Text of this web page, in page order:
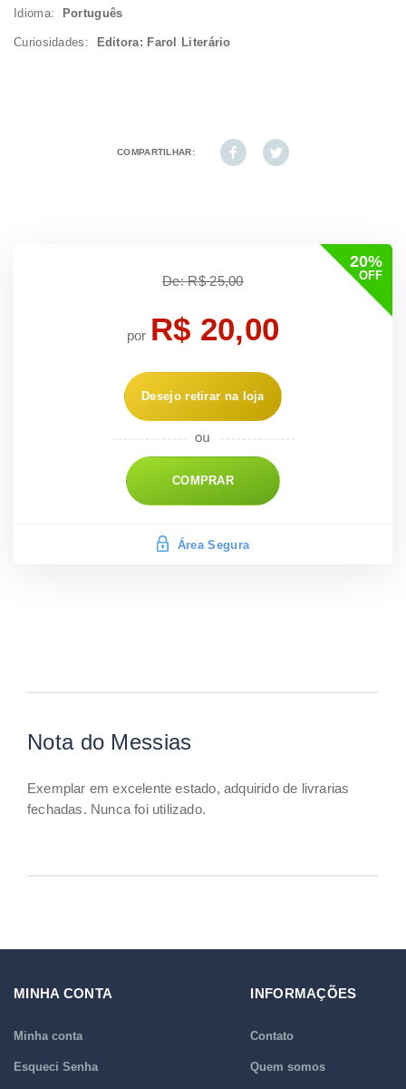
Idioma: Português
Curiosidades: Editora: Farol Literário
COMPARTILHAR:
20%
OFF
De: R$ 25,00
por R$ 20,00
Desejo retirar na loja
COMPRAR
Área Segura
Nota do Messias
Exemplar em excelente estado, adquirido de livrarias
fechadas. Nunca foi utilizado.
MINHA CONTA
Minha conta
Esqueci Senha
INFORMAÇÕES
Contato
Quem somos